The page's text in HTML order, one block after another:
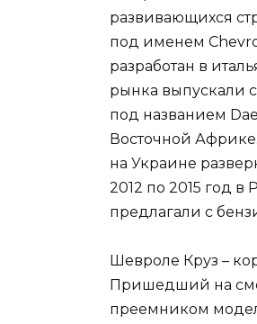
развивающихся
под именем
разработан в
рынка выпускали с
под названием
Восточной
на Украине
2012 по 2015 год
предлагали с
Шевроле Круз –
Пришедший на
преемником